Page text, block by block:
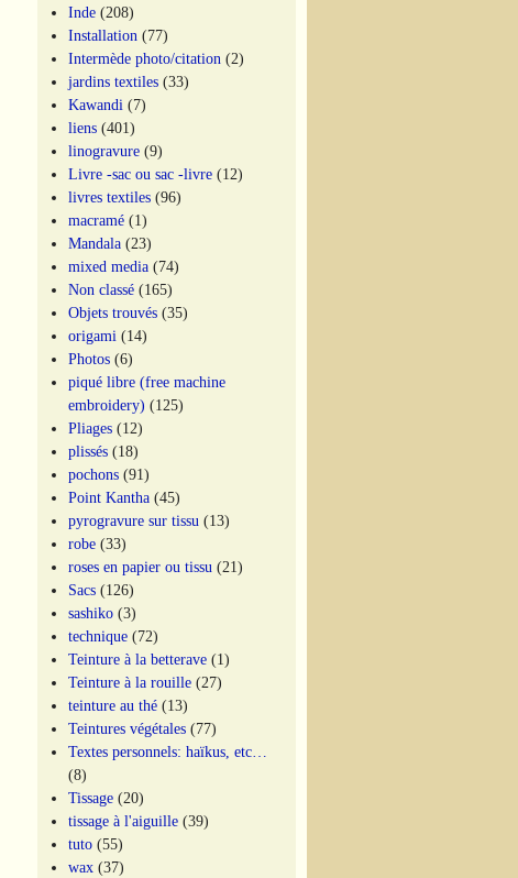
Inde (208)
Installation (77)
Intermède photo/citation (2)
jardins textiles (33)
Kawandi (7)
liens (401)
linogravure (9)
Livre -sac ou sac -livre (12)
livres textiles (96)
macramé (1)
Mandala (23)
mixed media (74)
Non classé (165)
Objets trouvés (35)
origami (14)
Photos (6)
piqué libre (free machine
embroidery) (125)
Pliages (12)
plissés (18)
pochons (91)
Point Kantha (45)
pyrogravure sur tissu (13)
robe (33)
roses en papier ou tissu (21)
Sacs (126)
sashiko (3)
technique (72)
Teinture à la betterave (1)
Teinture à la rouille (27)
teinture au thé (13)
Teintures végétales (77)
Textes personnels: haïkus, etc…
(8)
Tissage (20)
tissage à l'aiguille (39)
tuto (55)
wax (37)